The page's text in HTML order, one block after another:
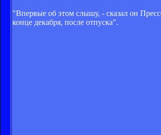
"Впервые об этом слышу, - сказал он
конце декабря, после отпуска".